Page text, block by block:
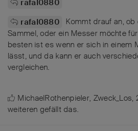
rafal0880
rafal0880
Kommt drauf an,
Sammel, oder ein Messer möchte
besten ist es wenn er sich in einem
lässt, und da kann er auch
vergleichen.
MichaelRothenpieler, Zweck_Los,
weiteren gefällt das.